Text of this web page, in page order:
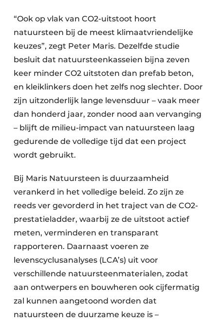
“Ook op vlak van CO2-uitstoot hoort
natuursteen bij de meest klimaatvriendelijke
keuzes”, zegt Peter Maris. Dezelfde studie
besluit dat natuursteenkasseien bijna zeven
keer minder CO2 uitstoten dan prefab beton,
en kleiklinkers doen het zelfs nog slechter. Door
zijn uitzonderlijk lange levensduur – vaak meer
dan honderd jaar, zonder nood aan vervanging
– blijft de milieu-impact van natuursteen laag
gedurende de volledige tijd dat een project
wordt gebruikt.
Bij Maris Natuursteen is duurzaamheid
verankerd in het volledige beleid. Zo zijn ze
reeds ver gevorderd in het traject van de CO2-
prestatieladder, waarbij ze de uitstoot actief
meten, verminderen en transparant
rapporteren. Daarnaast voeren ze
levenscyclusanalyses (LCA’s) uit voor
verschillende natuursteenmaterialen, zodat
aan ontwerpers en bouwheren ook cijfermatig
zal kunnen aangetoond worden dat
natuursteen de duurzame keuze is –